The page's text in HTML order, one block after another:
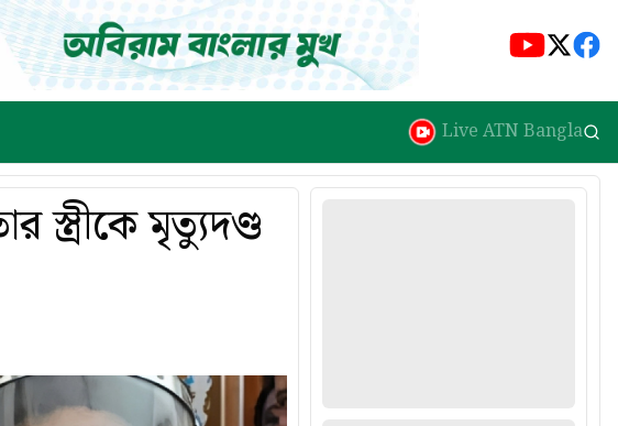
Live ATN Bangla
স্ত্রীকে মৃত্যুদণ্ড